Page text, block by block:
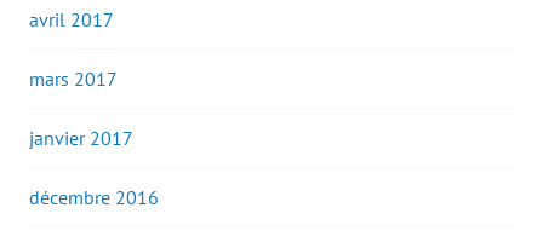
avril 2017
mars 2017
janvier 2017
décembre 2016